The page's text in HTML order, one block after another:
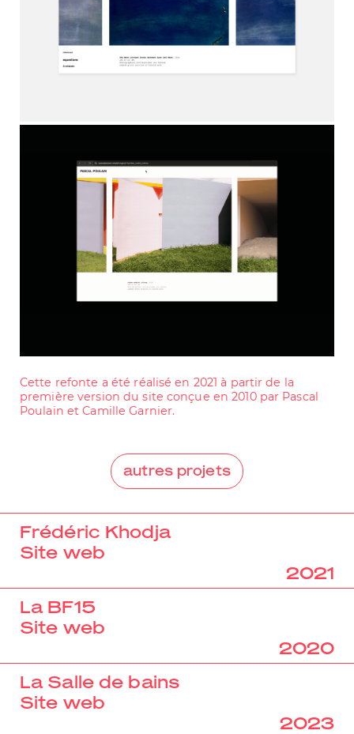
Cette refonte a été réalisé en 2021 à partir de la
première version du site conçue en 2010 par Pascal
Poulain et Camille Garnier.
autres projets
Frédéric Khodja
Site web
2021
La BF15
Site web
2020
La Salle de bains
Site web
2023